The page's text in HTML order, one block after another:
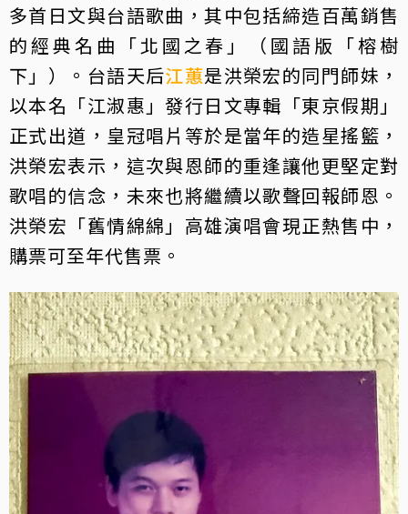
多首日文與台語歌曲，其中包括締造百萬銷售
的經典名曲「北國之春」（國語版「榕樹
下」）。台語天后江蕙是洪榮宏的同門師妹，
以本名「江淑惠」發行日文專輯「東京假期」
正式出道，皇冠唱片等於是當年的造星搖籃，
洪榮宏表示，這次與恩師的重逢讓他更堅定對
歌唱的信念，未來也將繼續以歌聲回報師恩。
洪榮宏「舊情綿綿」高雄演唱會現正熱售中，
購票可至年代售票。